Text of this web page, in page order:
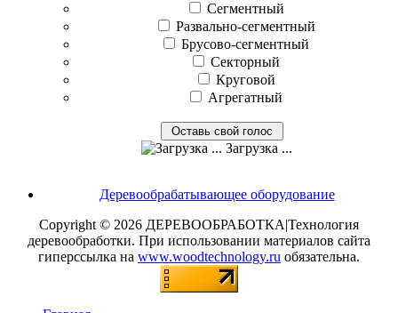
Сегментный
Развально-сегментный
Брусово-сегментный
Секторный
Круговой
Агрегатный
Загрузка ...
Деревообрабатывающее оборудование
Copyright © 2026 ДЕРЕВООБРАБОТКА|Технология
деревообработки. При использовании материалов сайта
гиперссылка на www.woodtechnology.ru обязательна.